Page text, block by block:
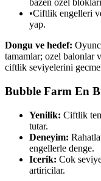
bazen ozel
•Ciftlik engelleri
yap.
Dongu ve hedef:
tamamlar; ozel balonlar
ciftlik seviyelerini
Bubble Farm En
Yenilik: Ciftlik
tutar.
Deneyim:
engellerle denge.
Icerik: Cok
artiricilar.